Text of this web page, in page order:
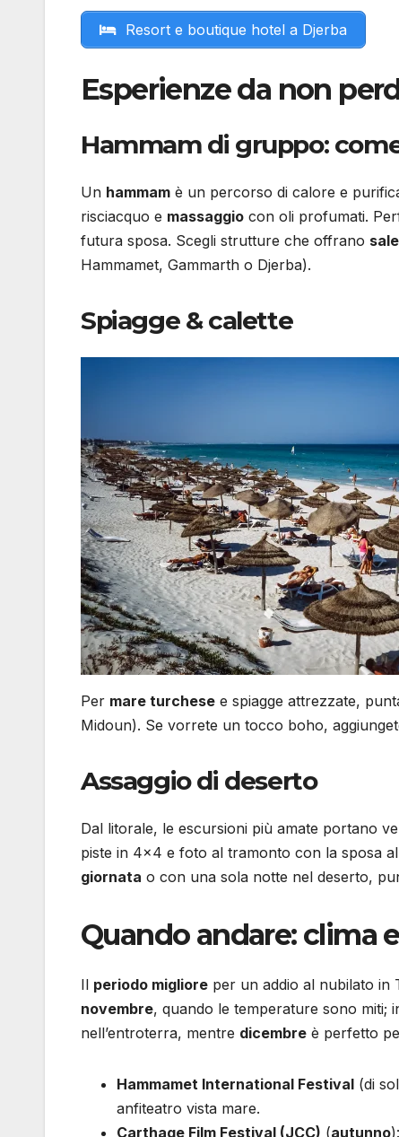
Resort e boutique hotel a Djerba
Esperienze da non
Hammam di gruppo:
Un hammam è un percorso di calore e
risciacquo e massaggio con oli profumati.
futura sposa. Scegli strutture che offrano
Hammamet, Gammarth o Djerba).
Spiagge & calette
Per mare turchese e spiagge attrezzate,
Midoun). Se vorrete un tocco boho,
Assaggio di deserto
Dal litorale, le escursioni più amate portano
piste in 4×4 e foto al tramonto con la sposa
giornata o con una sola notte nel deserto,
Quando andare: clima
Il periodo migliore per un addio al nubilato in
novembre, quando le temperature sono miti;
nell’entroterra, mentre dicembre è perfetto
Hammamet International Festival (di
anfiteatro vista mare.
Carthage Film Festival (JCC) (autunno